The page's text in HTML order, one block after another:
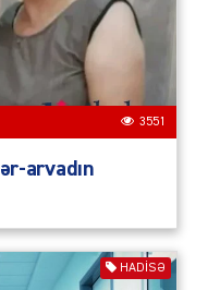
3551
arvadın
HADISƏ